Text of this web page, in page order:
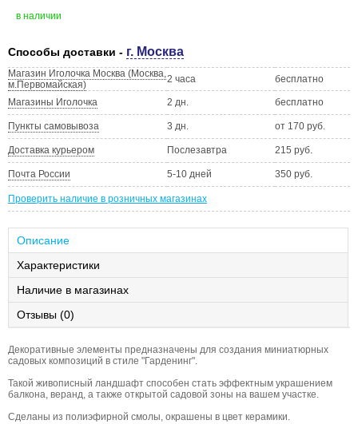
в наличии
Способы доставки - г. Москва
Магазин Иголочка Москва (Москва,
м.Первомайская)
2 часа бесплатно
Магазины Иголочка 2 дн. бесплатно
Пункты самовывоза 3 дн. от 170 руб.
Доставка курьером Послезавтра 215 руб.
Почта России 5-10 дней 350 руб.
Проверить наличие в розничных магазинах
Описание
Характеристики
Наличие в магазинах
Отзывы (0)
Декоративные элементы предназначены для создания миниатюрных
садовых композиций в стиле "Гарденинг".
Такой живописный ландшафт способен стать эффектным украшением
балкона, веранд, а также открытой садовой зоны на вашем участке.
Сделаны из полиэфирной смолы, окрашены в цвет керамики.